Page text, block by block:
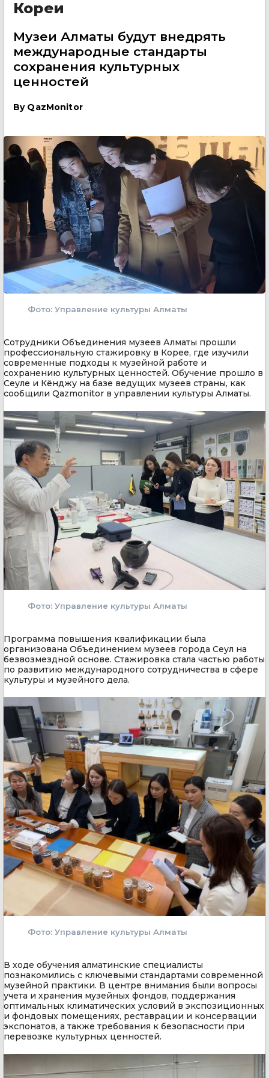
Кореи
Музеи Алматы будут внедрять
международные стандарты
сохранения культурных
ценностей
By QazMonitor
Фото: Управление культуры Алматы
Сотрудники Объединения музеев Алматы прошли
профессиональную стажировку в Корее, где изучили
современные подходы к музейной работе и
сохранению культурных ценностей. Обучение прошло в
Сеуле и Кёнджу на базе ведущих музеев страны, как
сообщили Qazmonitor в управлении культуры Алматы.
Фото: Управление культуры Алматы
Программа повышения квалификации была
организована Объединением музеев города Сеул на
безвозмездной основе. Стажировка стала частью работы
по развитию международного сотрудничества в сфере
культуры и музейного дела.
Фото: Управление культуры Алматы
В ходе обучения алматинские специалисты
познакомились с ключевыми стандартами современной
музейной практики. В центре внимания были вопросы
учета и хранения музейных фондов, поддержания
оптимальных климатических условий в экспозиционных
и фондовых помещениях, реставрации и консервации
экспонатов, а также требования к безопасности при
перевозке культурных ценностей.